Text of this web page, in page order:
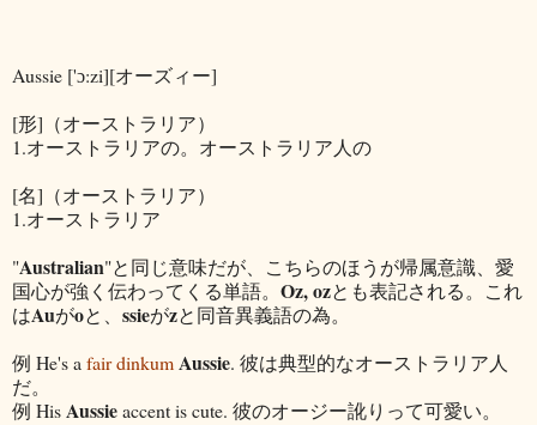
Aussie ['ɔ:zi][オーズィー]
[形]（オーストラリア）
1.オーストラリアの。オーストラリア人の
[名]（オーストラリア）
1.オーストラリア
"Australian"と同じ意味だが、こちらのほうが帰属意識、愛
国心が強く伝わってくる単語。 Oz, ozとも表記される。これ
はAuがoと、 ssieがzと同音異義語の為。
例 He's a fair dinkumAussie. 彼は典型的なオーストラリア人
だ。
例 HisAussieaccent is cute. 彼のオージー訛りって可愛い。